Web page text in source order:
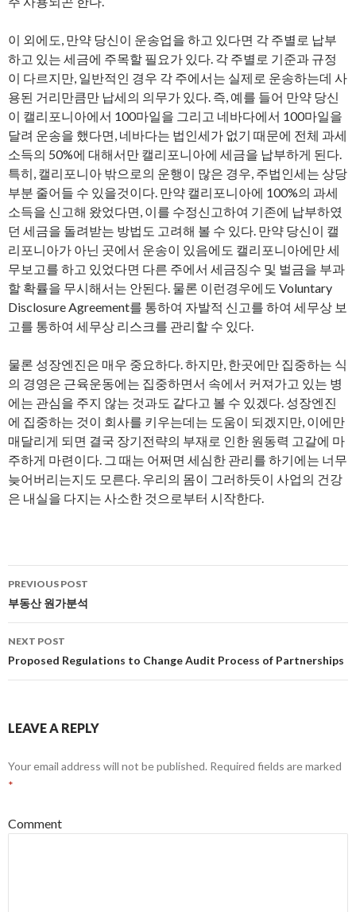
이 외에도, 만약 당신이 운송업을 하고 있다면 각 주별로 납부
하고 있는 세금에 주목할 필요가 있다. 각 주별로 기준과 규정
이 다르지만, 일반적인 경우 각 주에서는 실제로 운송하는데 사
용된 거리만큼만 납세의 의무가 있다. 즉, 예를 들어 만약 당신
이 캘리포니아에서 100마일을 그리고 네바다에서 100마일을
달려 운송을 했다면, 네바다는 법인세가 없기 때문에 전체 과세
소득의 50%에 대해서만 캘리포니아에 세금을 납부하게 된다.
특히, 캘리포니아 밖으로의 운행이 많은 경우, 주법인세는 상당
부분 줄어들 수 있을것이다. 만약 캘리포니아에 100%의 과세
소득을 신고해 왔었다면, 이를 수정신고하여 기존에 납부하였
던 세금을 돌려받는 방법도 고려해 볼 수 있다. 만약 당신이 캘
리포니아가 아닌 곳에서 운송이 있음에도 캘리포니아에만 세
무보고를 하고 있었다면 다른 주에서 세금징수 및 벌금을 부과
할 확률을 무시해서는 안된다. 물론 이런경우에도 Voluntary
Disclosure Agreement를 통하여 자발적 신고를 하여 세무상 보
고를 통하여 세무상 리스크를 관리할 수 있다.
물론 성장엔진은 매우 중요하다. 하지만, 한곳에만 집중하는 식
의 경영은 근육운동에는 집중하면서 속에서 커져가고 있는 병
에는 관심을 주지 않는 것과도 같다고 볼 수 있겠다. 성장엔진
에 집중하는 것이 회사를 키우는데는 도움이 되겠지만, 이에만
매달리게 되면 결국 장기전략의 부재로 인한 원동력 고갈에 마
주하게 마련이다. 그 때는 어쩌면 세심한 관리를 하기에는 너무
늦어버리는지도 모른다. 우리의 몸이 그러하듯이 사업의 건강
은 내실을 다지는 사소한 것으로부터 시작한다.
Post
navigation
PREVIOUS POST
부동산 원가분석
NEXT POST
Proposed Regulations to Change Audit Process of Partnerships
LEAVE A REPLY
Your email address will not be published. Required fields are marked
*
Comment